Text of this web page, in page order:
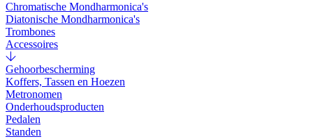
Chromatische Mondharmonica's
Diatonische Mondharmonica's
Trombones
Accessoires
Gehoorbescherming
Koffers, Tassen en Hoezen
Metronomen
Onderhoudsproducten
Pedalen
Standen